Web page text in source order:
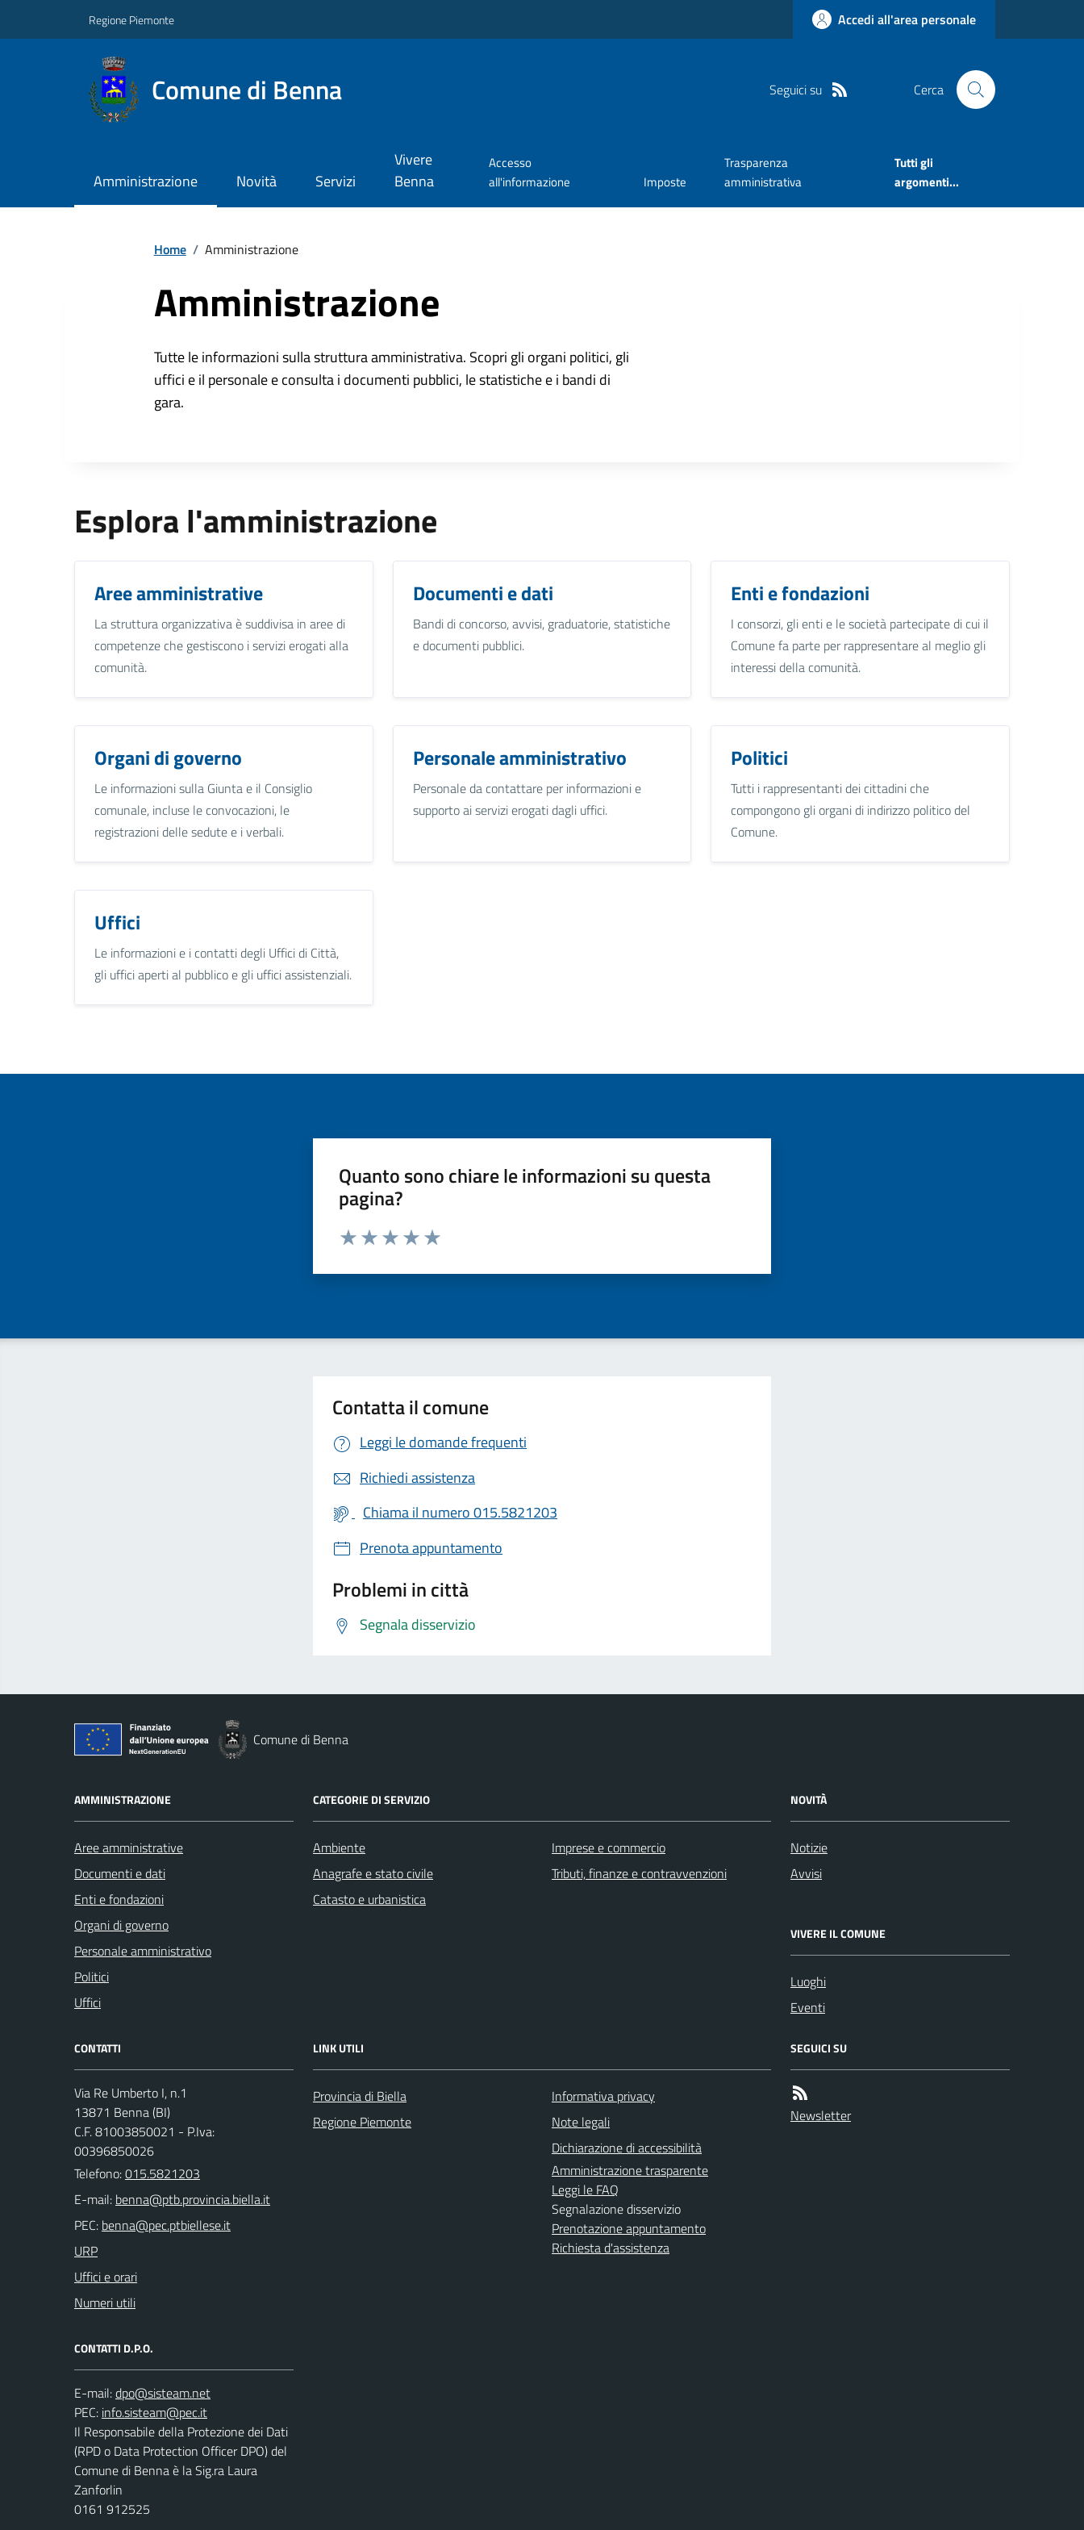
Regione Piemonte Accedi all'area personale
Comune di Benna Seguici su Cerca
Amministrazione Novità Servizi
Vivere
Benna
Accesso
all'informazione
Imposte
Trasparenza
amministrativa
Tutti gli
argomenti...
Home / Amministrazione
Amministrazione
Tutte le informazioni sulla struttura amministrativa. Scopri gli organi politici, gli
uffici e il personale e consulta i documenti pubblici, le statistiche e i bandi di
gara.
Esplora l'amministrazione
Aree amministrative
La struttura organizzativa è suddivisa in aree di
competenze che gestiscono i servizi erogati alla
comunità.
Documenti e dati
Bandi di concorso, avvisi, graduatorie, statistiche
e documenti pubblici.
Enti e fondazioni
I consorzi, gli enti e le società partecipate di cui il
Comune fa parte per rappresentare al meglio gli
interessi della comunità.
Organi di governo
Le informazioni sulla Giunta e il Consiglio
comunale, incluse le convocazioni, le
registrazioni delle sedute e i verbali.
Personale amministrativo
Personale da contattare per informazioni e
supporto ai servizi erogati dagli uffici.
Politici
Tutti i rappresentanti dei cittadini che
compongono gli organi di indirizzo politico del
Comune.
Uffici
Le informazioni e i contatti degli Uffici di Città,
gli uffici aperti al pubblico e gli uffici assistenziali.
Quanto sono chiare le informazioni su questa
pagina?
Valuta da 1 a 5 stelle la pagina
Contatta il comune
Leggi le domande frequenti
Richiedi assistenza
Chiama il numero 015.5821203
Prenota appuntamento
Problemi in città
Segnala disservizio
Comune di Benna
AMMINISTRAZIONE
Aree amministrative
Documenti e dati
Enti e fondazioni
Organi di governo
Personale amministrativo
Politici
Uffici
CATEGORIE DI SERVIZIO
Ambiente
Anagrafe e stato civile
Catasto e urbanistica
Imprese e commercio
Tributi, finanze e contravvenzioni
NOVITÀ
Notizie
Avvisi
VIVERE IL COMUNE
Luoghi
Eventi
CONTATTI
Via Re Umberto I, n.1
13871 Benna (BI)
C.F. 81003850021 - P.Iva:
00396850026
Telefono:015.5821203
E-mail:
PEC:
URP
Uffici e orari
Numeri utili
CONTATTI D.P.O.
E-mail:
PEC:
Il Responsabile della Protezione dei Dati
(RPD o Data Protection Officer DPO) del
Comune di Benna è la Sig.ra Laura
Zanforlin
0161 912525
LINK UTILI
Provincia di Biella
Regione Piemonte
Informativa privacy
Note legali
Dichiarazione di accessibilità
Amministrazione trasparente
Leggi le FAQ
Segnalazione disservizio
Prenotazione appuntamento
Richiesta d'assistenza
SEGUICI SU
Newsletter